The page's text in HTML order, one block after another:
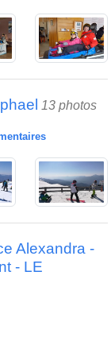
13 photos
Alexandra -
- LE